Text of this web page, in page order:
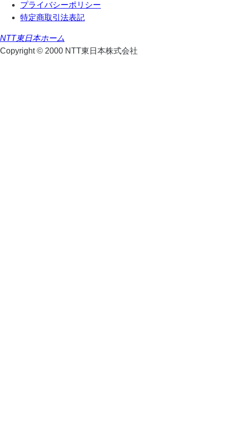
プライバシーポリシー
特定商取引法表記
NTT東日本ホーム
Copyright © 2000 NTT東日本株式会社